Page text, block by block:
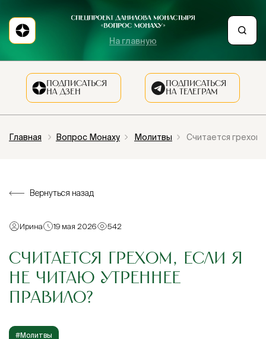
На главную
ПОДПИСАТЬСЯ
НА ДЗЕН
ПОДПИСАТЬСЯ
НА ТЕЛЕГРАМ
Главная Вопрос Монаху Молитвы Считается
Вернуться назад
Ирина 19 мая 2026 542
СЧИТАЕТСЯ ГРЕХОМ, ЕСЛИ Я
НЕ ЧИТАЮ УТРЕННЕЕ
ПРАВИЛО?
#Молитвы